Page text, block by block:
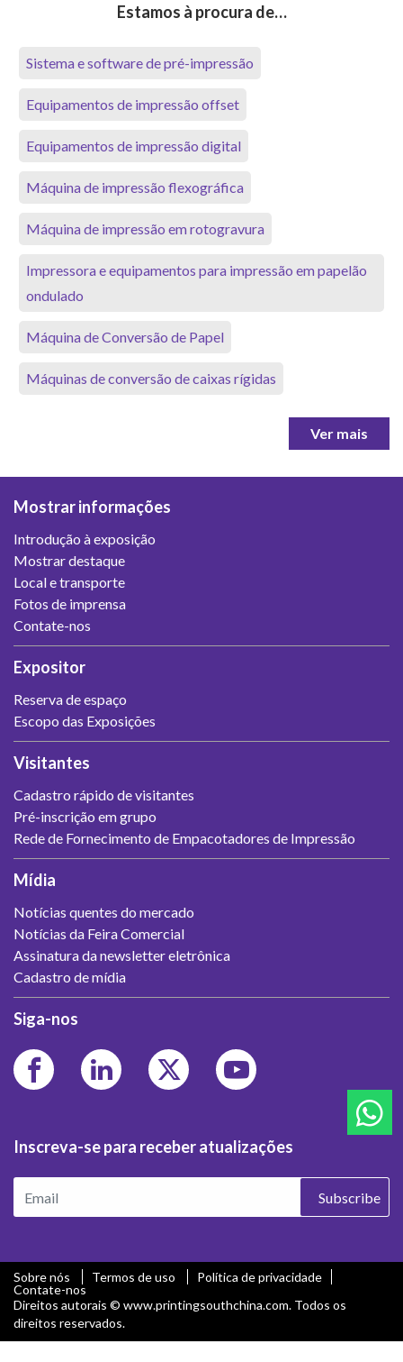
Estamos à procura de…
Sistema e software de pré-impressão
Equipamentos de impressão offset
Equipamentos de impressão digital
Máquina de impressão flexográfica
Máquina de impressão em rotogravura
Impressora e equipamentos para impressão em papelão
ondulado
Máquina de Conversão de Papel
Máquinas de conversão de caixas rígidas
Ver mais
Mostrar informações
Introdução à exposição
Mostrar destaque
Local e transporte
Fotos de imprensa
Contate-nos
Expositor
Reserva de espaço
Escopo das Exposições
Visitantes
Cadastro rápido de visitantes
Pré-inscrição em grupo
Rede de Fornecimento de Empacotadores de Impressão
Mídia
Notícias quentes do mercado
Notícias da Feira Comercial
Assinatura da newsletter eletrônica
Cadastro de mídia
Siga-nos
Inscreva-se para receber atualizações
Subscribe
Sobre nós Termos de uso
Política de privacidade
Contate-nos
Direitos autorais © www.printingsouthchina.com. Todos os
direitos reservados.